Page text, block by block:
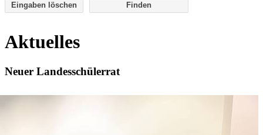
Eingaben löschen
Aktuelles
Neuer Landesschülerrat